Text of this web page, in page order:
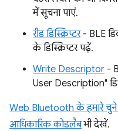
में सूचना पाएं.
रीड डिस्क्रिप्टर- BLE
के डिस्क्रिप्टर पढ़ें.
Write Descriptor -
User Description"
Web Bluetooth के हमारे चुने
आधिकारिक कोडलैबभी देखें.